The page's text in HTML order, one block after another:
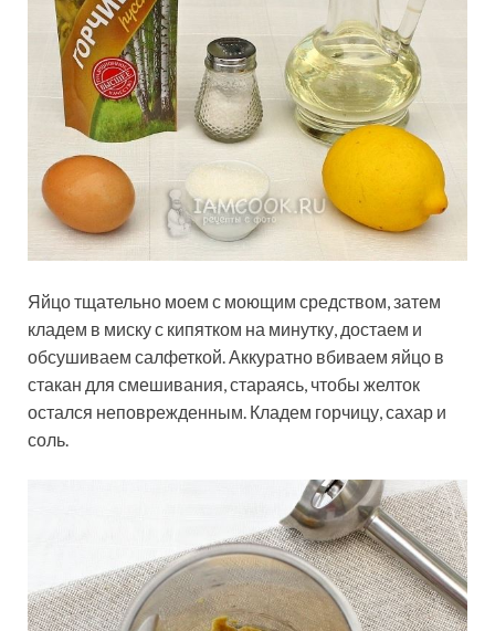
Яйцо тщательно моем с моющим средством, затем
кладем в миску с кипятком на минутку, достаем и
обсушиваем салфеткой. Аккуратно вбиваем яйцо в
стакан для смешивания, стараясь, чтобы желток
остался неповрежденным. Кладем горчицу, сахар и
соль.